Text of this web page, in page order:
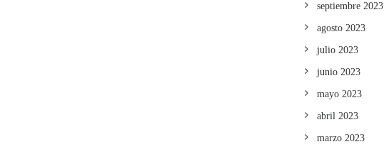
septiembre 2023
agosto 2023
julio 2023
junio 2023
mayo 2023
abril 2023
marzo 2023